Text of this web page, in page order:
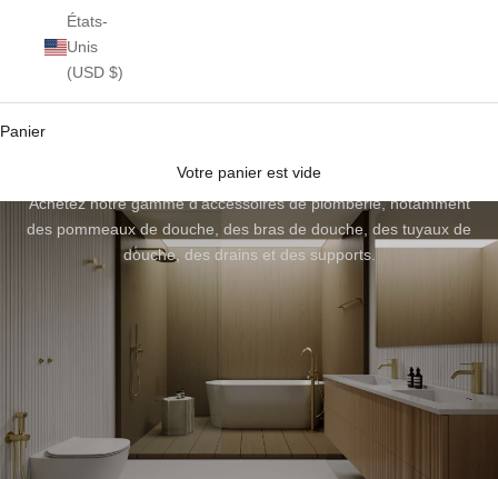
États-
Unis
(USD $)
Panier
Votre panier est vide
Achetez notre gamme d'accessoires de plomberie, notamment
des pommeaux de douche, des bras de douche, des tuyaux de
douche, des drains et des supports.